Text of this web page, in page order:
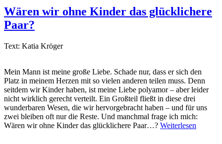
Wären wir ohne Kinder das glücklichere
Paar?
Text: Katia Kröger
Mein Mann ist meine große Liebe. Schade nur, dass er sich den
Platz in meinem Herzen mit so vielen anderen teilen muss. Denn
seitdem wir Kinder haben, ist meine Liebe polyamor – aber leider
nicht wirklich gerecht verteilt. Ein Großteil fließt in diese drei
wunderbaren Wesen, die wir hervorgebracht haben – und für uns
zwei bleiben oft nur die Reste. Und manchmal frage ich mich:
Wären wir ohne Kinder das glücklichere Paar…? Weiterlesen